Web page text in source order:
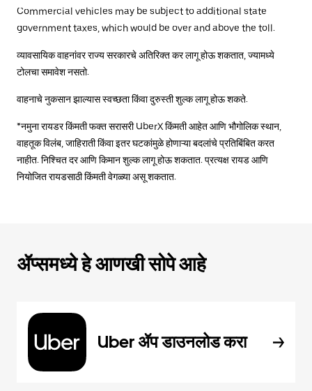
Commercial vehicles may be subject to additional state
government taxes, which would be over and above the toll.
व्यावसायिक वाहनांवर राज्य सरकारचे अतिरिक्त कर लागू होऊ शकतात, ज्यामध्ये
टोलचा समावेश नसतो.
वाहनाचे नुकसान झाल्यास स्वच्छता किंवा दुरुस्ती शुल्क लागू होऊ शकते.
*नमुना रायडर किंमती फक्त सरासरी UberX किंमती आहेत आणि भौगोलिक स्थान,
वाहतूक विलंब, जाहिराती किंवा इतर घटकांमुळे होणाऱ्या बदलांचे प्रतिबिंबित करत
नाहीत. निश्चित दर आणि किमान शुल्क लागू होऊ शकतात. प्रत्यक्ष रायड आणि
नियोजित रायडसाठी किंमती वेगळ्या असू शकतात.
ॲप्समध्ये हे आणखी सोपे आहे
Uber ॲप डाउनलोड करा